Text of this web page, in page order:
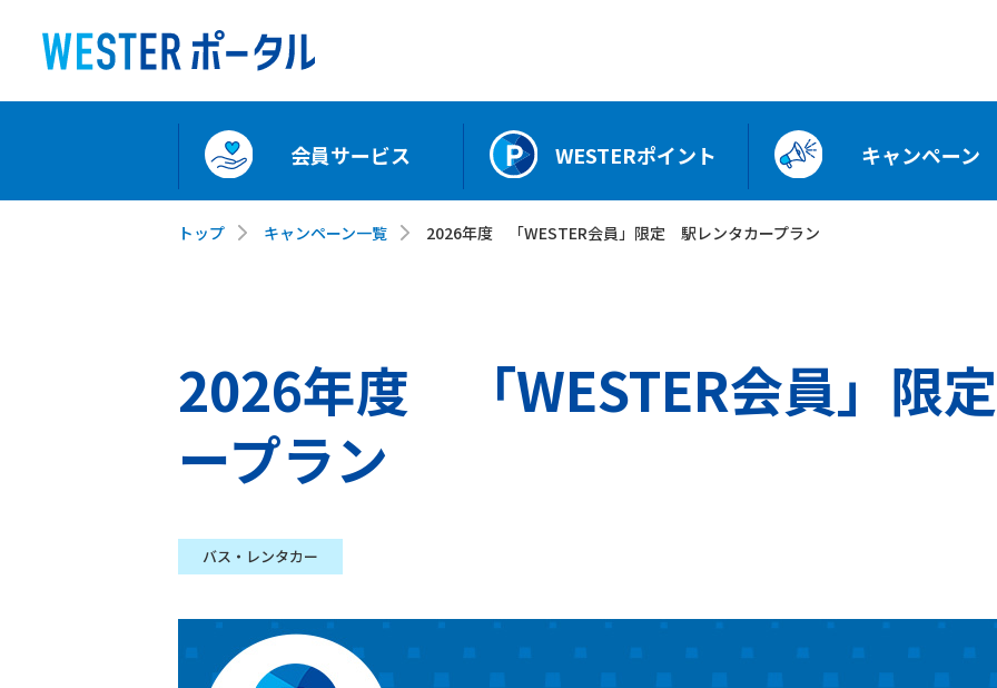
会員サービス WESTERポイント キャンペーン
トップ キャンペーン一覧 2026年度 「WESTER会員」限定 駅レンタカープラン
2026年度 「WESTER会員」限
ープラン
バス・レンタカー